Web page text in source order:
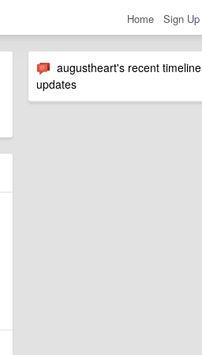
Home Sign Up
augustheart's recent timeline
updates